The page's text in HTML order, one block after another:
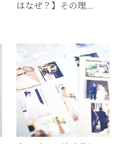
はなぜ？】その理…